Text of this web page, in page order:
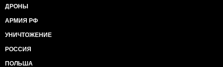
ДРОНЫ
АРМИЯ РФ
УНИЧТОЖЕНИЕ
РОССИЯ
ПОЛЬША